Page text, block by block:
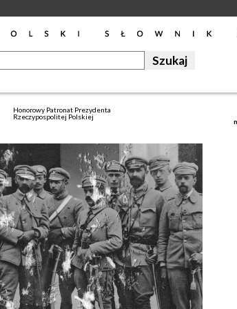
Honorowy Patronat Prezydenta
Rzeczypospolitej Polskiej